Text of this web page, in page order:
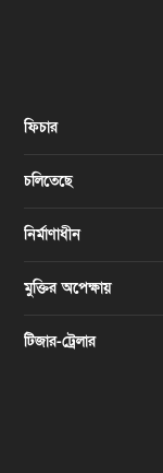
ফিচার
চলিতেছে
নির্মাণাধীন
মুক্তির অপেক্ষায়
টিজার-ট্রেলার